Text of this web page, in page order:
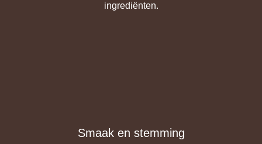
ingrediënten.
Smaak en stemming